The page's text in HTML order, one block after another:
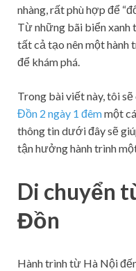
nhàng, rất phù hợp để
Từ những bãi biển xanh
tất cả tạo nên một hành
để khám phá.
Trong bài viết này, tôi
Đồn 2 ngày 1 đêmmột
thông tin dưới đây sẽ
tận hưởng hành trình
Di chuyển
Đồn
Hành trình từ Hà Nội